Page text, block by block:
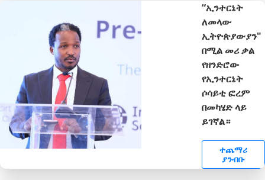
“ኢንተርኔት
ለመላው
ኢትዮጵያውያን"
በሚል መሪ ቃል
የዘንድሮው
የኢንተርኔት
ሶሳይቲ ፎረም
በመካሄድ ላይ
ይገኛል።
ተጨማሪ
ያንብቡ